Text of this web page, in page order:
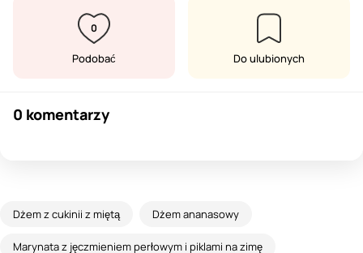
0
Podobać Do ulubionych
0 komentarzy
Dżem z cukinii z miętą Dżem ananasowy
Marynata z jęczmieniem perłowym i piklami na zimę